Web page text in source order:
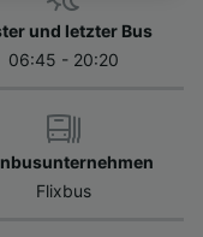
und letzter Bus
06:45 - 20:20
Flixbus
und
Ihre
Zwecke
haben, Ihr